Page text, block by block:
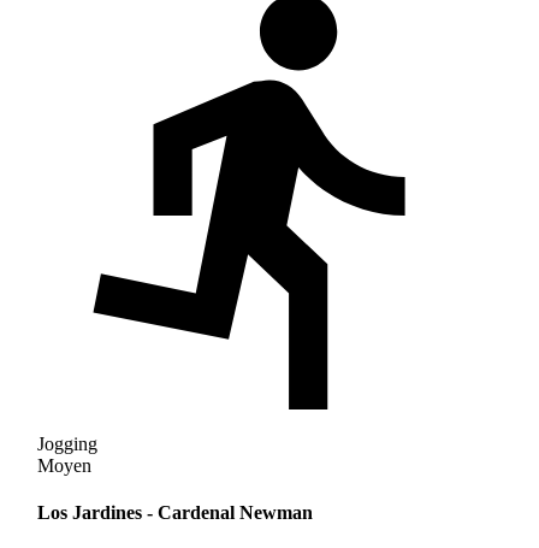
Jogging
Moyen
Los Jardines - Cardenal Newman